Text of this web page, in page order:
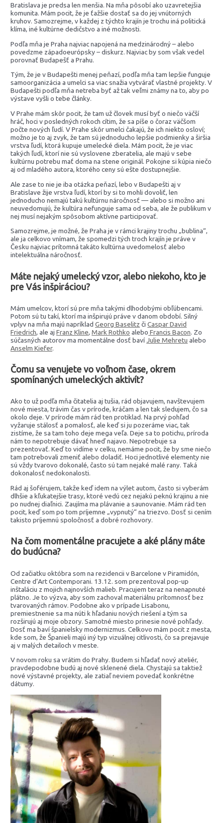
Bratislava je predsa len menšia. Na mňa pôsobí ako uzavretejšia
komunita. Mám pocit, že je ťažšie dostať sa do jej vnútorných
kruhov. Samozrejme, v každej z týchto krajín je trochu iná politická
klíma, iné kultúrne dedičstvo a iné možnosti.
Podľa mňa je Praha najviac napojená na medzinárodný – alebo
povedzme západoeurópsky – diskurz. Najviac by som však vedel
porovnať Budapešť a Prahu.
Tým, že je v Budapešti menej peňazí, podľa mňa tam lepšie funguje
samoorganizácia a umelci sa viac snažia vytvárať vlastné projekty. V
Budapešti podľa mňa netreba byť až tak veľmi známy na to, aby po
výstave vyšli o tebe články.
V Prahe mám skôr pocit, že tam už človek musí byť o niečo väčší
hráč, hoci v posledných rokoch cítim, že sa píše o čoraz väčšom
počte nových ľudí. V Prahe skôr umelci čakajú, že ich niekto osloví;
možno je to aj zvyk, že tam sú jednoducho lepšie podmienky a širšia
vrstva ľudí, ktorá kupuje umelecké diela. Mám pocit, že je viac
takých ľudí, ktorí nie sú vyslovene zberatelia, ale majú v sebe
kultúrnu potrebu mať doma na stene originál. Pokojne si kúpia niečo
aj od mladého autora, ktorého ceny sú ešte dostupnejšie.
Ale zase to nie je iba otázka peňazí, lebo v Budapešti aj v
Bratislave žije vrstva ľudí, ktorí by si to mohli dovoliť, len
jednoducho nemajú takú kultúrnu náročnosť — alebo si možno ani
neuvedomujú, že kultúra nefunguje sama od seba, ale že publikum v
nej musí nejakým spôsobom aktívne participovať.
Samozrejme, je možné, že Praha je v rámci krajiny trochu „bublina“,
ale ja celkovo vnímam, že spomedzi tých troch krajín je práve v
Česku najviac prítomná takáto kultúrna uvedomelosť alebo
intelektuálna náročnosť.
Máte nejaký umelecký vzor, alebo niekoho, kto je
pre Vás inšpiráciou?
Mám umelcov, ktorí sú pre mňa takými dlhodobými obľúbencami.
Potom sú tu takí, ktorí ma inšpirujú práve v danom období. Silný
vplyv na mňa majú napríkladGeorg Baselitz čiCaspar David
Friedrich, ale ajFranz Kline,Mark Rothko alebo Francis Bacon. Zo
súčasných autorov ma momentálne dosť baví Julie Mehretu alebo
Anselm Kiefer.
Čomu sa venujete vo voľnom čase, okrem
spomínaných umeleckých aktivít?
Ako to už podľa mňa čitatelia aj tušia, rád objavujem, navštevujem
nové miesta, trávim čas v prírode, kráčam a len tak sledujem, čo sa
okolo deje. V prírode mám rád ten protiklad. Na prvý pohľad
vyžaruje stálosť a pomalosť, ale keď si ju pozeráme viac, tak
zistíme, že sa tam toho deje mega veľa. Deje sa to potichu, príroda
nám to nepotrebuje dávať hneď najavo. Nepotrebuje sa
prezentovať. Keď to vidíme v celku, nemáme pocit, že by sme niečo
tam potrebovali zmeniť alebo doladiť. Hoci jednotlivé elementy nie
sú vždy tvarovo dokonalé, často sú tam nejaké malé rany. Taká
dokonalosť nedokonalosti.
Rád aj šoférujem, takže keď idem na výlet autom, často si vyberám
dlhšie a kľukatejšie trasy, ktoré vedú cez nejakú peknú krajinu a nie
po nudnej diaľnici. Zaujíma ma plávanie a saunovanie. Mám rád ten
pocit, keď som po tom príjemne „vypnutý“ na triezvo. Dosť si cením
takisto príjemnú spoločnosť a dobré rozhovory.
Na čom momentálne pracujete a aké plány máte
do budúcna?
Od začiatku októbra som na rezidencii v Barcelone v Piramidón,
Centre d’Art Contemporani. 13.12. som prezentoval pop-up
inštaláciu z mojich najnovších malieb. Pracujem teraz na nenapnuté
plátno. Je to výzva, aby som zachoval materiálnu prítomnosť bez
tvarovaných rámov. Podobne ako v prípade Lisabonu,
premiestnenie sa ma núti k hľadaniu nových riešení a tým sa
rozširujú aj moje obzory. Samotné miesto prinesie nové pohľady.
Dosť ma baví španielsky modernizmus. Celkovo mám pocit z mesta,
kde som, že Španieli majú iný typ vizuálnej citlivosti, čo sa prejavuje
aj v malých detailoch v meste.
V novom roku sa vrátim do Prahy. Budem si hľadať nový ateliér,
pravdepodobne budú aj nové sklenené diela. Chystajú sa taktiež
nové výstavné projekty, ale zatiaľ neviem povedať konkrétne
dátumy.